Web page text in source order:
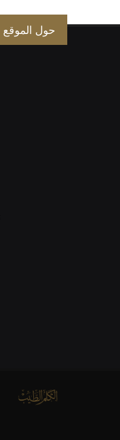
حول الموقع